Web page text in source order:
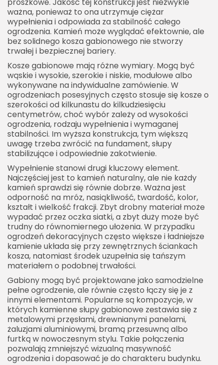
proszkowe. Jakość tej konstrukcji jest niezwykle
ważna, ponieważ to ona utrzymuje ciężar
wypełnienia i odpowiada za stabilność całego
ogrodzenia. Kamień może wyglądać efektownie, ale
bez solidnego kosza gabionowego nie stworzy
trwałej i bezpiecznej bariery.
Kosze gabionowe mają różne wymiary. Mogą być
wąskie i wysokie, szerokie i niskie, modułowe albo
wykonywane na indywidualne zamówienie. W
ogrodzeniach posesyjnych często stosuje się kosze o
szerokości od kilkunastu do kilkudziesięciu
centymetrów, choć wybór zależy od wysokości
ogrodzenia, rodzaju wypełnienia i wymaganej
stabilności. Im wyższa konstrukcja, tym większą
uwagę trzeba zwrócić na fundament, słupy
stabilizujące i odpowiednie zakotwienie.
Wypełnienie stanowi drugi kluczowy element.
Najczęściej jest to kamień naturalny, ale nie każdy
kamień sprawdzi się równie dobrze. Ważna jest
odporność na mróz, nasiąkliwość, twardość, kolor,
kształt i wielkość frakcji. Zbyt drobny materiał może
wypadać przez oczka siatki, a zbyt duży może być
trudny do równomiernego ułożenia. W przypadku
ogrodzeń dekoracyjnych często większe i ładniejsze
kamienie układa się przy zewnętrznych ściankach
kosza, natomiast środek uzupełnia się tańszym
materiałem o podobnej trwałości.
Gabiony mogą być projektowane jako samodzielne
pełne ogrodzenie, ale równie często łączy się je z
innymi elementami. Popularne są kompozycje, w
których kamienne słupy gabionowe zestawia się z
metalowymi przęsłami, drewnianymi panelami,
żaluzjami aluminiowymi, bramą przesuwną albo
furtką w nowoczesnym stylu. Takie połączenia
pozwalają zmniejszyć wizualną masywność
ogrodzenia i dopasować je do charakteru budynku.